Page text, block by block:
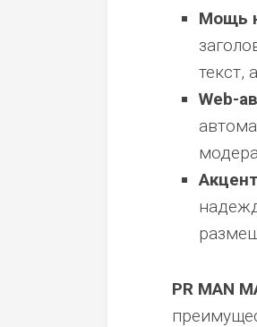
Мощь
текст,
Web-
PR MAN